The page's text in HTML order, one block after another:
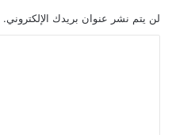
لن يتم نشر عنوان بريدك الإلكتروني.